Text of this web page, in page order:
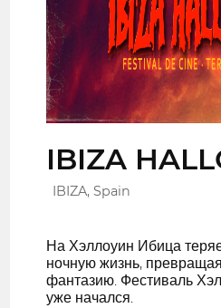
IBIZA
IBIZA, Spain
На Хэллоуин Ибица
ночную жизнь,
фантазию. Фестиваль
уже начался.